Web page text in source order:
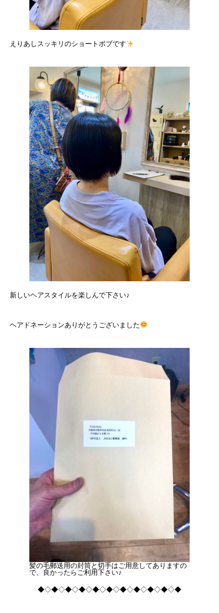
えりあしスッキリのショートボブです
新しいヘアスタイルを楽しんで下さい♪
ヘアドネーションありがとうございました
髪の毛郵送用の封筒と切手はご用意してありますの
で、良かったらご利用下さい♪
◆◇◆◇◆◇◆◇◆◇◆◇◆◇◆◇◆◇◆◇◆